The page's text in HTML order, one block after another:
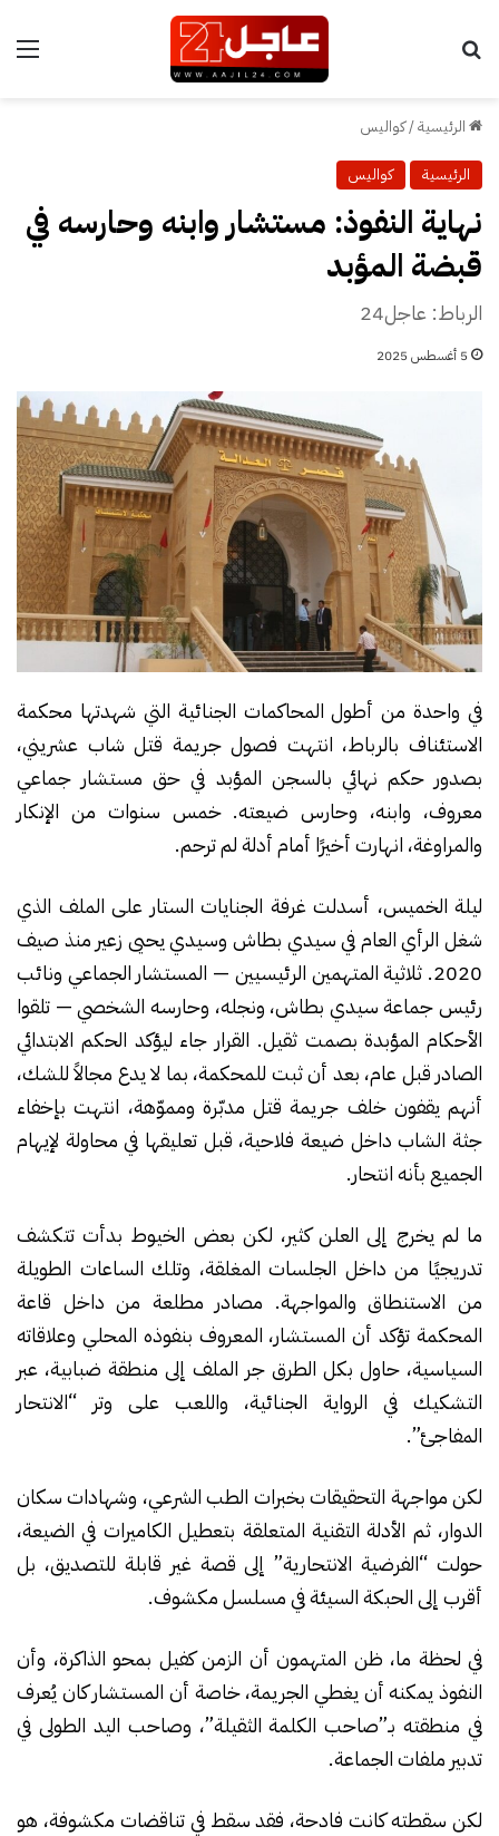
الرئيسية/كواليس
الرئيسية كواليس
نهاية النفوذ: مستشار وابنه وحارسه في
قبضة المؤبد
الرباط: عاجل24
5 أغسطس 2025
في واحدة من أطول المحاكمات الجنائية التي شهدتها محكمة
الاستئناف بالرباط، انتهت فصول جريمة قتل شاب عشريني،
بصدور حكم نهائي بالسجن المؤبد في حق مستشار جماعي
معروف، وابنه، وحارس ضيعته. خمس سنوات من الإنكار
والمراوغة، انهارت أخيرًا أمام أدلة لم ترحم.
ليلة الخميس، أسدلت غرفة الجنايات الستار على الملف الذي
شغل الرأي العام في سيدي بطاش وسيدي يحيى زعير منذ صيف
2020. ثلاثية المتهمين الرئيسيين — المستشار الجماعي ونائب
رئيس جماعة سيدي بطاش، ونجله، وحارسه الشخصي — تلقوا
الأحكام المؤبدة بصمت ثقيل. القرار جاء ليؤكد الحكم الابتدائي
الصادر قبل عام، بعد أن ثبت للمحكمة، بما لا يدع مجالاً للشك،
أنهم يقفون خلف جريمة قتل مدبّرة ومموّهة، انتهت بإخفاء
جثة الشاب داخل ضيعة فلاحية، قبل تعليقها في محاولة لإيهام
الجميع بأنه انتحار.
ما لم يخرج إلى العلن كثير، لكن بعض الخيوط بدأت تتكشف
تدريجيًا من داخل الجلسات المغلقة، وتلك الساعات الطويلة
من الاستنطاق والمواجهة. مصادر مطلعة من داخل قاعة
المحكمة تؤكد أن المستشار، المعروف بنفوذه المحلي وعلاقاته
السياسية، حاول بكل الطرق جر الملف إلى منطقة ضبابية، عبر
التشكيك في الرواية الجنائية، واللعب على وتر “الانتحار
المفاجئ”.
لكن مواجهة التحقيقات بخبرات الطب الشرعي، وشهادات سكان
الدوار، ثم الأدلة التقنية المتعلقة بتعطيل الكاميرات في الضيعة،
حولت “الفرضية الانتحارية” إلى قصة غير قابلة للتصديق، بل
أقرب إلى الحبكة السيئة في مسلسل مكشوف.
في لحظة ما، ظن المتهمون أن الزمن كفيل بمحو الذاكرة، وأن
النفوذ يمكنه أن يغطي الجريمة، خاصة أن المستشار كان يُعرف
في منطقته بـ”صاحب الكلمة الثقيلة”، وصاحب اليد الطولى في
تدبير ملفات الجماعة.
لكن سقطته كانت فادحة، فقد سقط في تناقضات مكشوفة، هو